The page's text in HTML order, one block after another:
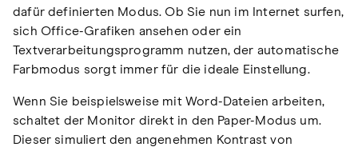
dafür definierten Modus. Ob Sie nun im Internet surfen,
sich Office-Grafiken ansehen oder ein
Textverarbeitungsprogramm nutzen, der automatische
Farbmodus sorgt immer für die ideale Einstellung.
Wenn Sie beispielsweise mit Word-Dateien arbeiten,
schaltet der Monitor direkt in den Paper-Modus um.
Dieser simuliert den angenehmen Kontrast von